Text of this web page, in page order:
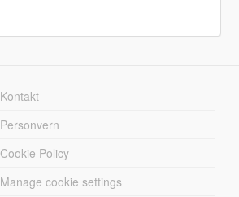
Kontakt
Personvern
Cookie Policy
Manage cookie settings